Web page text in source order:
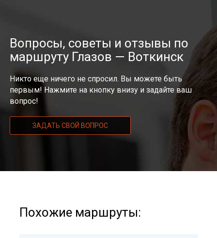
Вопросы, советы и отзывы по
маршруту Глазов — Воткинск
Никто еще ничего не спросил. Вы можете быть
первым! Нажмите на кнопку внизу и задайте ваш
вопрос!
ЗАДАТЬ СВОЙ ВОПРОС
Похожие маршруты: